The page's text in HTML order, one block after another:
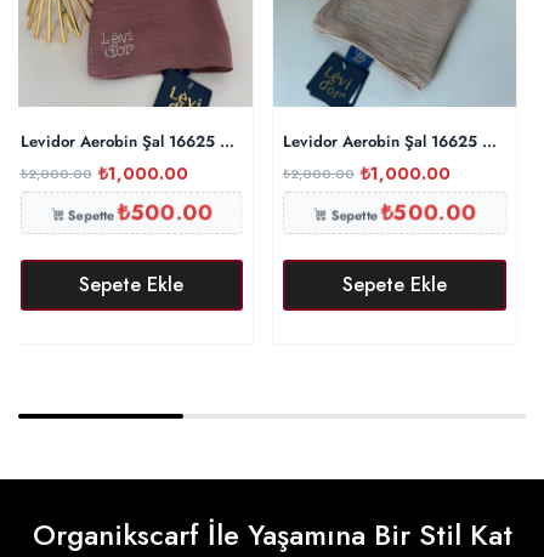
Levidor Aerobin Şal 16625 – İncir
₺2,000.00 ₺1,000.00
Sepette₺500.00
Sepete Ekle
Levidor Aerobin Şal 16625 – Kum
₺2,000.00 ₺1,000.00
Sepette₺500.00
Sepete Ekle
Organikscarf İle Yaşamına Bir Stil Kat